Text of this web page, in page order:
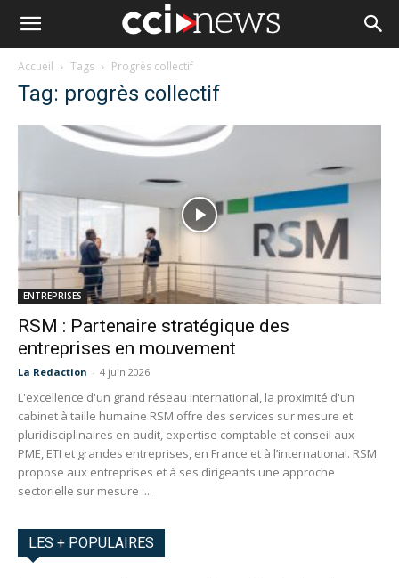
Accueil Tags Progrès collectif
Tag: progrès collectif
ENTREPRISES
RSM : Partenaire stratégique des
entreprises en mouvement
La Redaction - 4 juin 2026
L'excellence d'un grand réseau international, la proximité d'un
cabinet à taille humaine RSM offre des services sur mesure et
pluridisciplinaires en audit, expertise comptable et conseil aux
PME, ETI et grandes entreprises, en France et à l’international. RSM
propose aux entreprises et à ses dirigeants une approche
sectorielle sur mesure :...
LES + POPULAIRES